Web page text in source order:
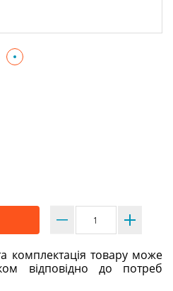
комплектація товару може
відповідно до потреб